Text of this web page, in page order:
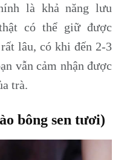
là khả năng lưu
có thể giữ được
lâu, có khi đến 2-3
vẫn cảm nhận được
trà.
bông sen tươi)